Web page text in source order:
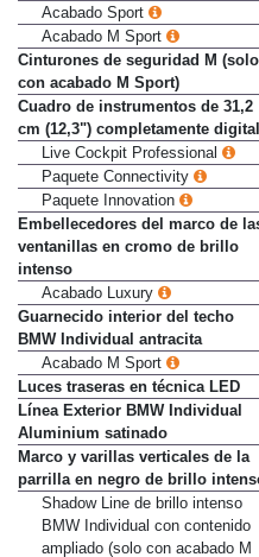
exteriores en negro
Acabado Sport
Acabado M Sport
Cinturones de seguridad M (solo
con acabado M Sport)
Cuadro de instrumentos de 31,2
cm (12,3") completamente digital
Live Cockpit Professional
Paquete Connectivity
Paquete Innovation
Embellecedores del marco de las
ventanillas en cromo de brillo
intenso
Acabado Luxury
Guarnecido interior del techo
BMW Individual antracita
Acabado M Sport
Luces traseras en técnica LED
Línea Exterior BMW Individual
Aluminium satinado
Marco y varillas verticales de la
parrilla en negro de brillo intenso
Shadow Line de brillo intenso
BMW Individual con contenido